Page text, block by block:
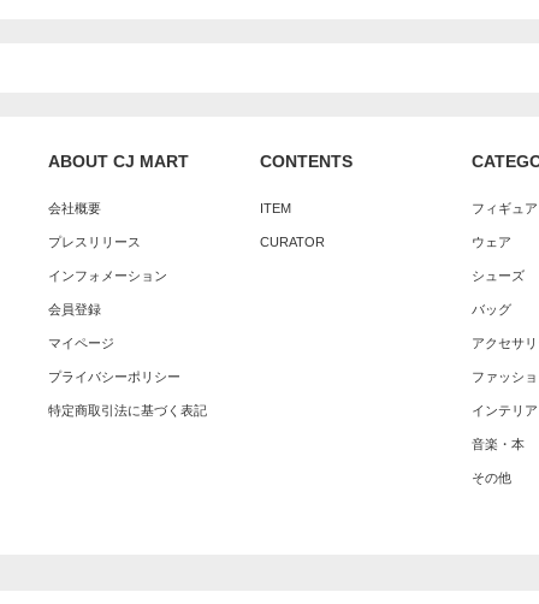
ABOUT CJ MART
会社概要
プレスリリース
インフォメーション
会員登録
マイページ
プライバシーポリシー
特定商取引法に基づく表記
CONTENTS
ITEM
CURATOR
フィギュ
ウェア
シューズ
バッグ
アクセサ
ファッシ
インテリア
音楽・本
その他